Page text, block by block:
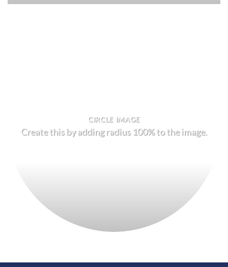
CIRCLE IMAGE
Create this by adding radius 100% to the image.